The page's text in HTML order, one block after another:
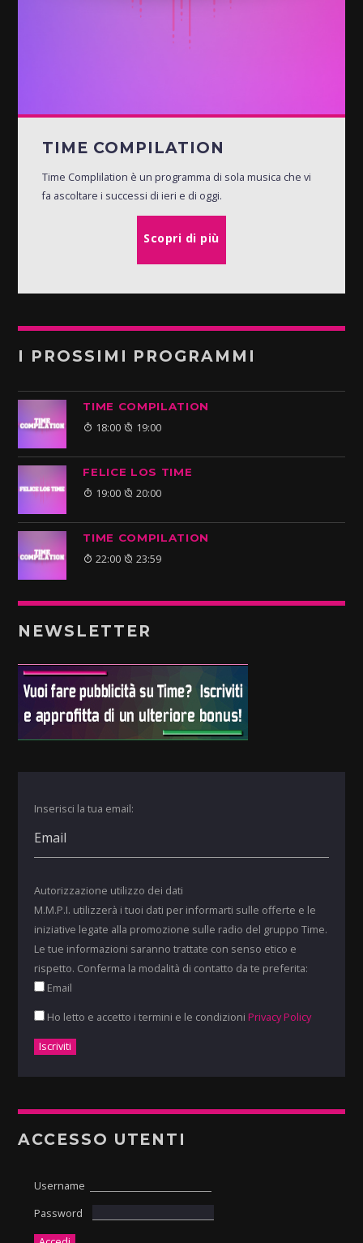
TIME COMPILATION
Time Complilation è un programma di sola musica che vi
fa ascoltare i successi di ieri e di oggi.
Scopri di più
I PROSSIMI PROGRAMMI
TIME COMPILATION
18:00 19:00
FELICE LOS TIME
19:00 20:00
TIME COMPILATION
22:00 23:59
NEWSLETTER
Inserisci la tua email:
Autorizzazione utilizzo dei dati
M.M.P.I. utilizzerà i tuoi dati per informarti sulle offerte e le
iniziative legate alla promozione sulle radio del gruppo Time.
Le tue informazioni saranno trattate con senso etico e
rispetto. Conferma la modalità di contatto da te preferita:
Email
Ho letto e accetto i termini e le condizioni Privacy Policy
ACCESSO UTENTI
Username
Password